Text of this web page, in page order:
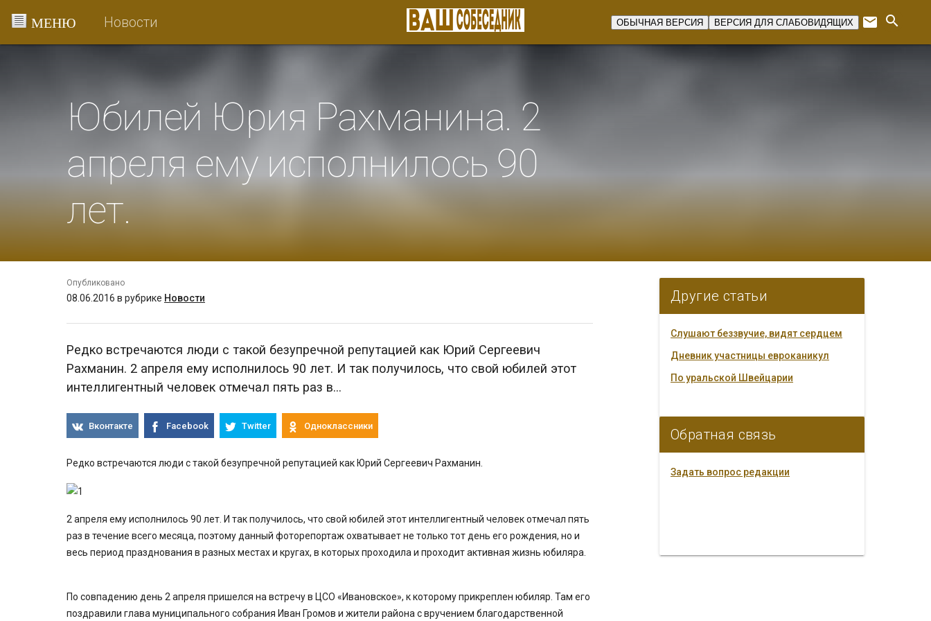
Новости ОБЫЧНАЯ ВЕРСИЯ ВЕРСИЯ ДЛЯ СЛАБОВИДЯЩИХ email search
Юбилей Юрия Рахманина. 2
апреля ему исполнилось 90
лет.
Опубликовано
08.06.2016 в рубрике Новости
Редко встречаются люди с такой безупречной репутацией как Юрий Сергеевич
Рахманин. 2 апреля ему исполнилось 90 лет. И так получилось, что свой юбилей этот
интеллигентный человек отмечал пять раз в…
Вконтакте Facebook Twitter Одноклассники
Редко встречаются люди с такой безупречной репутацией как Юрий Сергеевич Рахманин.
2 апреля ему исполнилось 90 лет. И так получилось, что свой юбилей этот интеллигентный человек отмечал пять
раз в течение всего месяца, поэтому данный фоторепортаж охватывает не только тот день его рождения, но и
весь период празднования в разных местах и кругах, в которых проходила и проходит активная жизнь юбиляра.
По совпадению день 2 апреля пришелся на встречу в ЦСО «Ивановское», к которому прикреплен юбиляр. Там его
поздравили глава муниципального собрания Иван Громов и жители района с вручением благодарственной
Другие статьи
Слушают беззвучие, видят сердцем
Дневник участницы евроканикул
По уральской Швейцарии
Обратная связь
Задать вопрос редакции